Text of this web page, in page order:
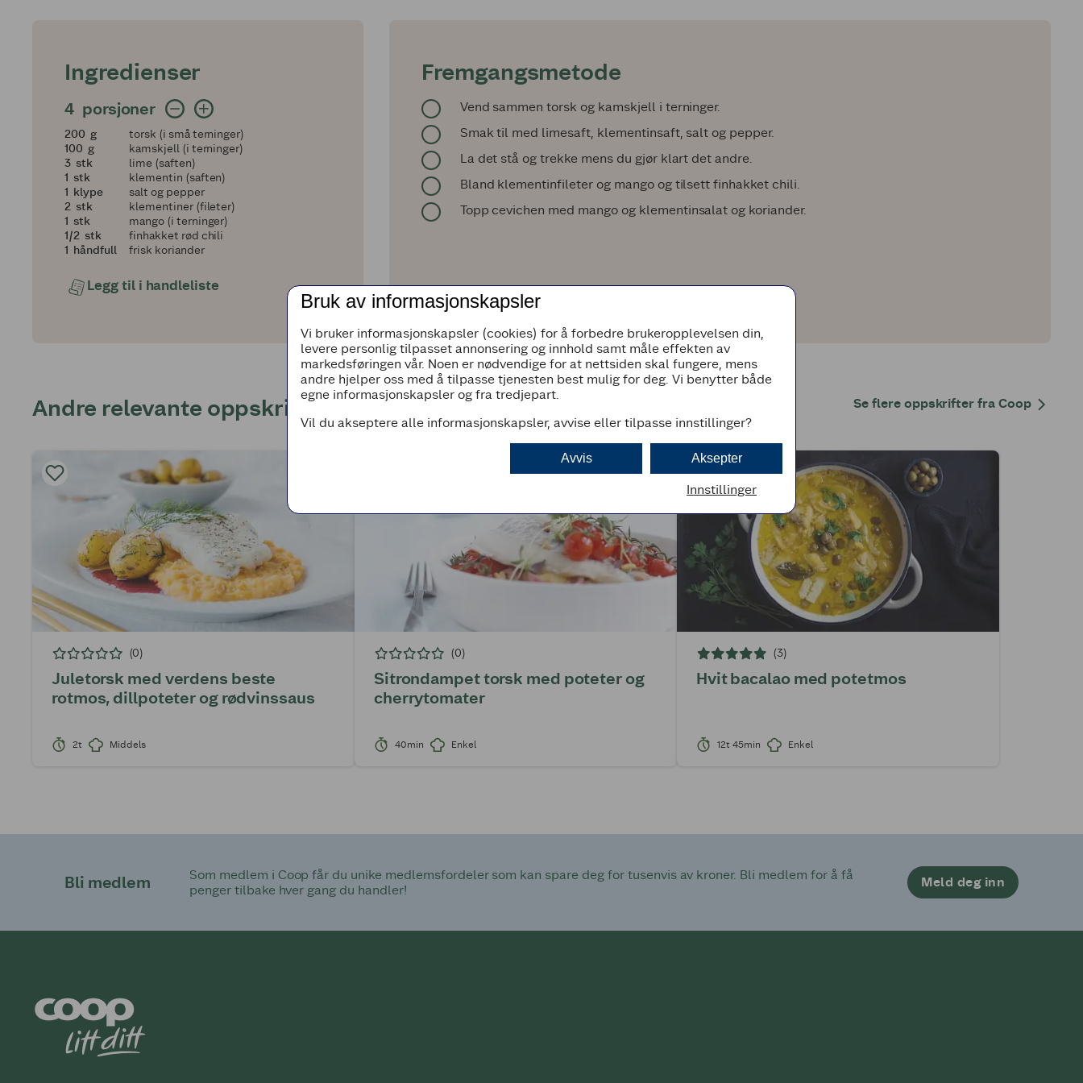
Ingredienser
4 porsjoner
4 porsjoner
200
200 g
torsk (i små terninger)
100
100 g
kamskjell (i terninger)
3
3 stk
lime (saften)
11 stk
klementin (saften)
11 klype
salt og pepper
2
2 stk
klementiner (fileter)
11 stk
mango (i terninger)
en halv
1/2 stk
finhakket rød chili
11 håndfull frisk koriander
Legg til i handleliste
Fremgangsmetode
Vend sammen torsk og kamskjell i terninger.
Smak til med limesaft, klementinsaft, salt og pepper.
La det stå og trekke mens du gjør klart det andre.
Bland klementinfileter og mango og tilsett finhakket chili.
Topp cevichen med mango­ og klementinsalat og koriander.
Andre relevante oppskrifter Se flere oppskrifter fra Coop
(0)
Juletorsk med verdens beste
rotmos, dillpoteter og rødvinssaus
2t Middels
(0)
Sitrondampet torsk med poteter og
cherrytomater
40min Enkel
(3)
Hvit bacalao med potetmos
12t 45min Enkel
Bli medlem
Som medlem i Coop får du unike medlemsfordeler som kan spare deg for tusenvis av kroner. Bli medlem for å få
penger tilbake hver gang du handler!
Meld deg inn
Bruk av informasjonskapsler
Vi bruker informasjonskapsler (cookies) for å forbedre brukeropplevelsen din,
levere personlig tilpasset annonsering og innhold samt måle effekten av
markedsføringen vår. Noen er nødvendige for at nettsiden skal fungere, mens
andre hjelper oss med å tilpasse tjenesten best mulig for deg. Vi benytter både
egne informasjonskapsler og fra tredjepart.
Vil du akseptere alle informasjonskapsler, avvise eller tilpasse innstillinger?
Aksepter
Avvis
Innstillinger